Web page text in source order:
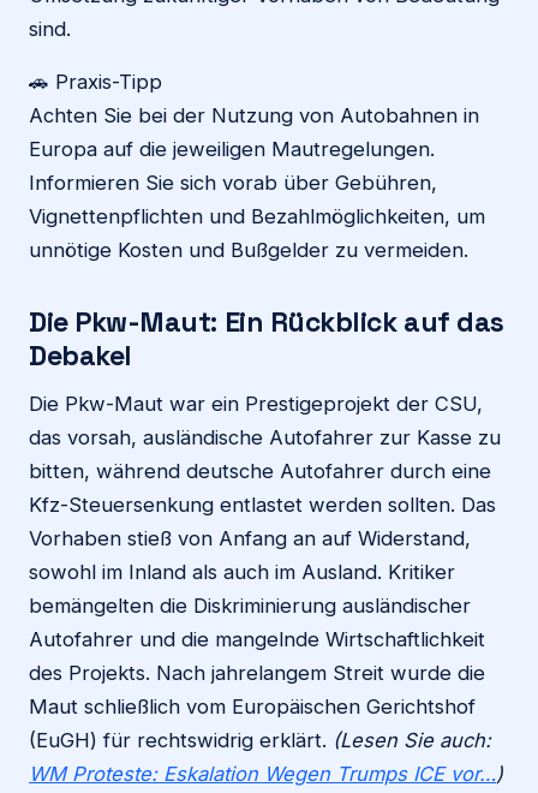
sind.
🚗 Praxis-Tipp
Achten Sie bei der Nutzung von Autobahnen in
Europa auf die jeweiligen Mautregelungen.
Informieren Sie sich vorab über Gebühren,
Vignettenpflichten und Bezahlmöglichkeiten, um
unnötige Kosten und Bußgelder zu vermeiden.
Die Pkw-Maut: Ein Rückblick auf das
Debakel
Die Pkw-Maut war ein Prestigeprojekt der CSU,
das vorsah, ausländische Autofahrer zur Kasse zu
bitten, während deutsche Autofahrer durch eine
Kfz-Steuersenkung entlastet werden sollten. Das
Vorhaben stieß von Anfang an auf Widerstand,
sowohl im Inland als auch im Ausland. Kritiker
bemängelten die Diskriminierung ausländischer
Autofahrer und die mangelnde Wirtschaftlichkeit
des Projekts. Nach jahrelangem Streit wurde die
Maut schließlich vom Europäischen Gerichtshof
(EuGH) für rechtswidrig erklärt. (Lesen Sie auch:
WM Proteste: Eskalation Wegen Trumps ICE vor…)